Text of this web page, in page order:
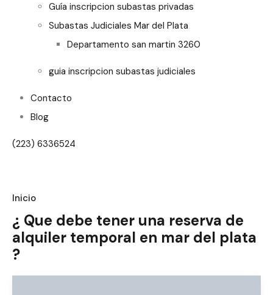
Guía inscripcion subastas privadas
Subastas Judiciales Mar del Plata
Departamento san martin 3260
guia inscripcion subastas judiciales
Contacto
Blog
(223) 6336524
Inicio
¿ Que debe tener una reserva de
alquiler temporal en mar del plata
?